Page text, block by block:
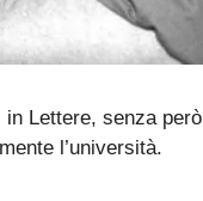
Lettere, senza però
l’università.